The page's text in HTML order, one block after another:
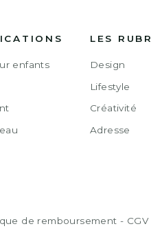
enfants
LES
Design
Lifestyle
Créativité
Adresse
de remboursement - CGV